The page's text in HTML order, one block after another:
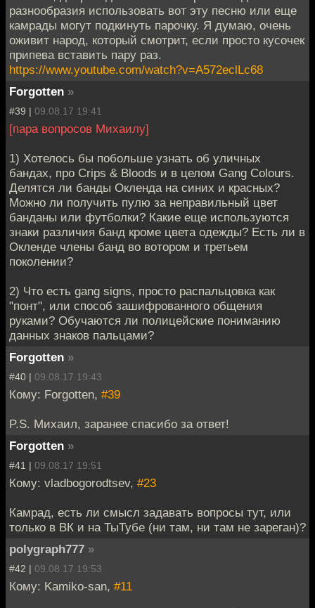
разнообразия использовать вот эту песню или еще
камрады могут подкинуть парочку. Я думаю, очень
оживит народ, который смотрит, если просто кусочек
припева вставить пару раз.
https://www.youtube.com/watch?v=A572eclLc68
Forgotten »
#39 | 09.08.17 19:41
[пара вопросов Михаилу]
1) Хотелось бы побольше узнать об уличных
бандах, про Crips & Bloods и в целом Gang Colours.
Делятся ли банды Окленда на синих и красных?
Можно ли получить пулю за неправильный цвет
банданы или футболки? Какие еще используются
знаки различия банд кроме цвета одежды? Есть ли в
Окленде члены банд во вотором и третьем
поколении?
2) Что есть gang signs, просто распальцовка как
"понт", или способ зашифрованного общения
руками? Обучаются ли полицейские пониманию
данных знаков пальцами?
Forgotten »
#40 | 09.08.17 19:43
Кому: Forgotten, #39
P.S. Михаил, заранее спасибо за ответ!
Forgotten »
#41 | 09.08.17 19:51
Кому: vladbogorodtsev, #23
Камрад, есть ли смысл задавать вопросы тут, или
только в ВК и на ТыТубе (ни там, ни там не зареган)?
polygraph777 »
#42 | 09.08.17 19:53
Кому: Kamiko-san, #11